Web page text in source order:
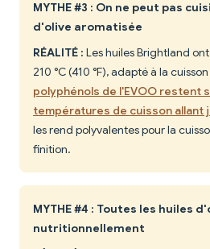
MYTHE #3 : On ne peut pas
d'olive aromatisée
RÉALITÉ : Les huiles Brightland
210 °C (410 °F), adapté à la
polyphénols de l'EVOO restent
températures de cuisson allant
les rend polyvalentes pour la
finition.
MYTHE #4 : Toutes les huiles
nutritionnellement